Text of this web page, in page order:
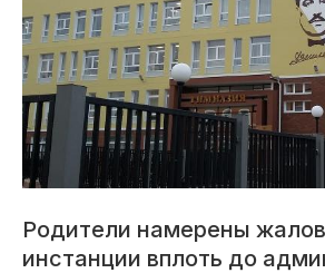
Родители намерены
инстанции вплоть до